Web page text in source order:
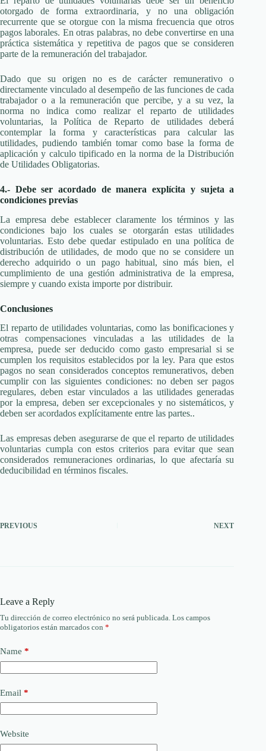
otorgado de forma extraordinaria, y no una obligación
recurrente que se otorgue con la misma frecuencia que otros
pagos laborales. En otras palabras, no debe convertirse en una
práctica sistemática y repetitiva de pagos que se consideren
parte de la remuneración del trabajador.
Dado que su origen no es de carácter remunerativo o
directamente vinculado al desempeño de las funciones de cada
trabajador o a la remuneración que percibe, y a su vez, la
norma no indica como realizar el reparto de utilidades
voluntarias, la Política de Reparto de utilidades deberá
contemplar la forma y características para calcular las
utilidades, pudiendo también tomar como base la forma de
aplicación y calculo tipificado en la norma de la Distribución
de Utilidades Obligatorias.
4.- Debe ser acordado de manera explícita y sujeta a
condiciones previas
La empresa debe establecer claramente los términos y las
condiciones bajo los cuales se otorgarán estas utilidades
voluntarias. Esto debe quedar estipulado en una política de
distribución de utilidades, de modo que no se considere un
derecho adquirido o un pago habitual, sino más bien, el
cumplimiento de una gestión administrativa de la empresa,
siempre y cuando exista importe por distribuir.
Conclusiones
El reparto de utilidades voluntarias, como las bonificaciones y
otras compensaciones vinculadas a las utilidades de la
empresa, puede ser deducido como gasto empresarial si se
cumplen los requisitos establecidos por la ley. Para que estos
pagos no sean considerados conceptos remunerativos, deben
cumplir con las siguientes condiciones: no deben ser pagos
regulares, deben estar vinculados a las utilidades generadas
por la empresa, deben ser excepcionales y no sistemáticos, y
deben ser acordados explícitamente entre las partes..
Las empresas deben asegurarse de que el reparto de utilidades
voluntarias cumpla con estos criterios para evitar que sean
considerados remuneraciones ordinarias, lo que afectaría su
deducibilidad en términos fiscales.
PREVIOUS NEXT
Leave a Reply
Tu dirección de correo electrónico no será publicada. Los campos
obligatorios están marcados con *
Name *
Email *
Website